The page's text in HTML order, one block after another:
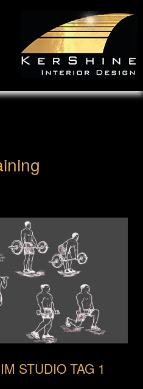
STUDIO TAG 1